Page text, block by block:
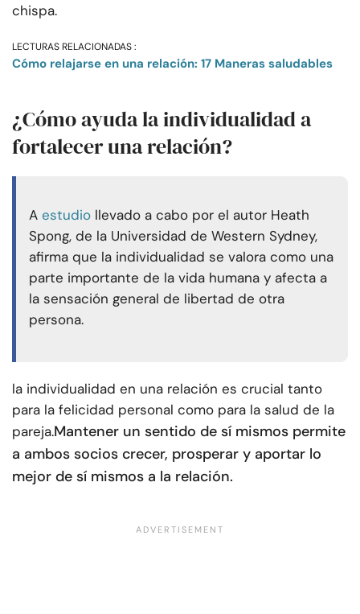
chispa.
LECTURAS RELACIONADAS :
Cómo relajarse en una relación: 17 Maneras saludables
¿Cómo ayuda la individualidad a
fortalecer una relación?
A estudio llevado a cabo por el autor Heath
Spong, de la Universidad de Western Sydney,
afirma que la individualidad se valora como una
parte importante de la vida humana y afecta a
la sensación general de libertad de otra
persona.
la individualidad en una relación es crucial tanto
para la felicidad personal como para la salud de la
pareja.Mantener un sentido de sí mismos permite
a ambos socios crecer, prosperar y aportar lo
mejor de sí mismos a la relación.